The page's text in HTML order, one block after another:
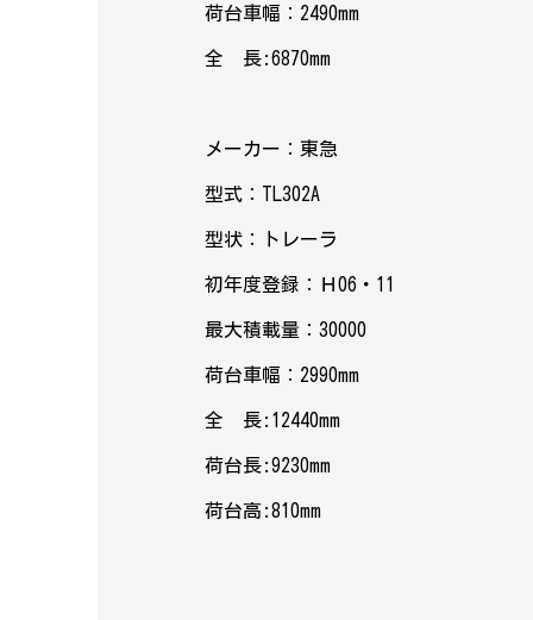
荷台車幅：2490mm
全 長:6870mm
メーカー：東急
型式：TL302A
型状：トレーラ
初年度登録：Ｈ06・11
最大積載量：30000
荷台車幅：2990mm
全 長:12440mm
荷台長:9230mm
荷台高:810mm